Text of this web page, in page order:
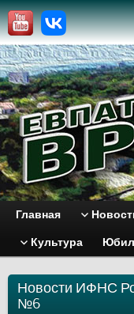
Главная
Культура
Новости ИФНС
№6